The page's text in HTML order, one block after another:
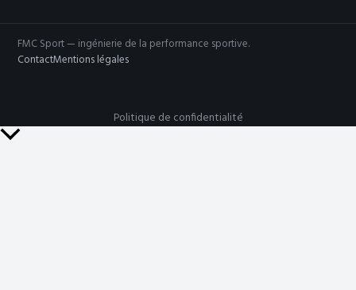
FMC Sport — ingénierie de la performance sportive.
ContactMentions légales
Politique de confidentialité